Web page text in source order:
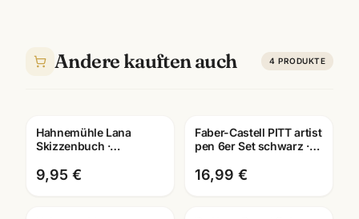
Andere kauften auch 4 PRODUKTE
Hahnemühle Lana
Skizzenbuch ·
Zeichenbuch für
Künstler
9,95 €
Faber-Castell PITT artist
pen 6er Set schwarz ·
dokumentenecht
16,99 €